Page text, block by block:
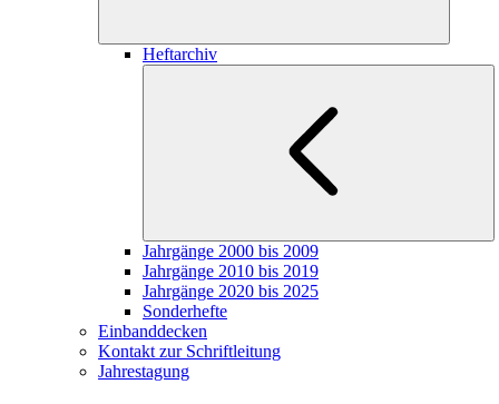
Heftarchiv
Jahrgänge 2000 bis 2009
Jahrgänge 2010 bis 2019
Jahrgänge 2020 bis 2025
Sonderhefte
Einbanddecken
Kontakt zur Schriftleitung
Jahrestagung